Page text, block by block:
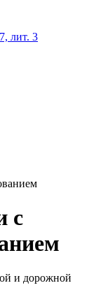
лит. 3
с
и дорожной